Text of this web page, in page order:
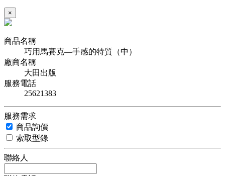
×
商品名稱
巧用馬賽克—手感的特質（中）
廠商名稱
大田出版
服務電話
25621383
服務需求
商品詢價
索取型錄
聯絡人